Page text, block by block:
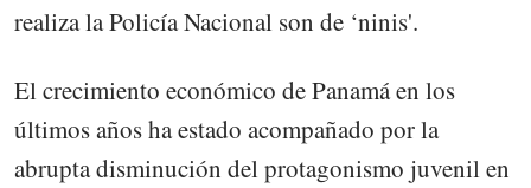
realiza la Policía Nacional son de ‘ninis'.
El crecimiento económico de Panamá en los
últimos años ha estado acompañado por la
abrupta disminución del protagonismo juvenil en